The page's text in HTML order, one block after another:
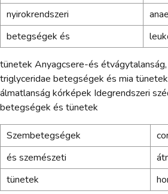
nyirokrendszeri
betegségek és
tünetek Anyagcsere-és
triglyceridae betegségek és mia
álmatlanság kórképek Idegrendszeri
betegségek és tünetek
Szembetegségek
és szemészeti
tünetek